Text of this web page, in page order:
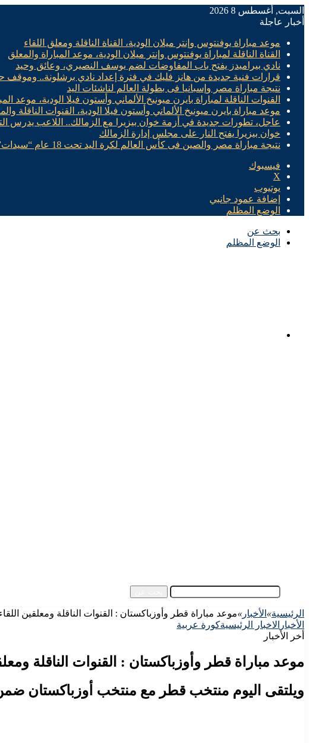
السبت, أغسطس 8 2026
أخبار عاجلة
موعد مباراة يوفنتوس وإنتر ميلان الودية، القناة الناقلة ومعلق اللقاء
القناة الناقلة لمباراة يوفنتوس وإنتر ميلان الودية، موعد المباراة والمعلق
نادي بيراميدز يفتح باب المفاوضات لضم يوسف النصيري، وعائق وحيد
قرارات فنية جديدة من هانز فليك في فترة إعداد نادي برشلونة.. وموقف
نتيجة مباراة مصر وإسبانيا فى بطولة العالم لناشئات اليد
القنوات الناقلة لمباراة بايرن ميونيخ الألماني وأستون فيلا الودية، موعد
موعد مباراة بايرن ميونيخ الألماني وأستون فيلا الودية، القنوات الناقلة
عاجل، تطورات جديدة في أزمة خوان بيزيرا مع الزمالك.. اللاعب يدرس
خوان بيزيرا يفتح النار على مجلس إدارة الزمالك
نتيجة مباراة مصر والصين فى كأس العالم لكرة اليد تحت 18 عام “سيدات”
فيسبوك
X
يوتيوب
إضافة عمود جانبي
الوضع المظلم
بحث عن
الوضع المظلم
الرئيسية» الأخبار »موعد مباراة قطر وأوزباكستان : القنوات الناقلة ومعلقين
الأخبار الاخبار الرئيسيةكورة عربية
أخر الأخبار
موعد مباراة قطر وأوزباكستان : القنوات الناقلة
ويلتقى اليوم منتخب قطر مع منتخب أوزباكستان ضمن منافسات دور الـ 8 من